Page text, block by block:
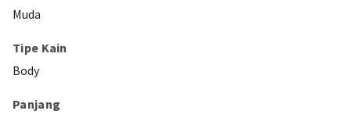
Muda
Tipe Kain
Body
Panjang